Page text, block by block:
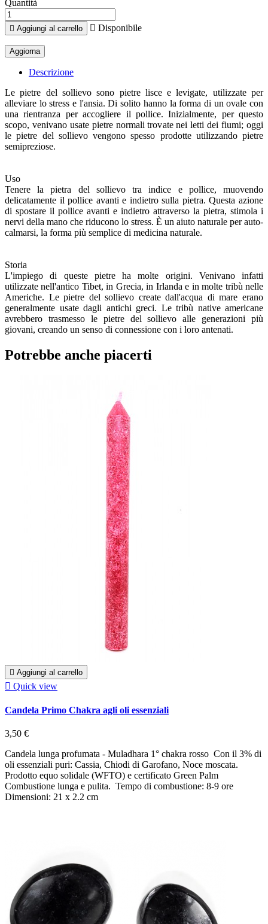
Quantità
 Aggiungi al carrello  Disponibile
Descrizione
Le pietre del sollievo sono pietre lisce e levigate, utilizzate per
alleviare lo stress e l'ansia. Di solito hanno la forma di un ovale con
una rientranza per accogliere il pollice. Inizialmente, per questo
scopo, venivano usate pietre normali trovate nei letti dei fiumi; oggi
le pietre del sollievo vengono spesso prodotte utilizzando pietre
semipreziose.
Uso
Tenere la pietra del sollievo tra indice e pollice, muovendo
delicatamente il pollice avanti e indietro sulla pietra. Questa azione
di spostare il pollice avanti e indietro attraverso la pietra, stimola i
nervi della mano che riducono lo stress. È un aiuto naturale per auto-
calmarsi, la forma più semplice di medicina naturale.
Storia
L'impiego di queste pietre ha molte origini. Venivano infatti
utilizzate nell'antico Tibet, in Grecia, in Irlanda e in molte tribù nelle
Americhe. Le pietre del sollievo create dall'acqua di mare erano
generalmente usate dagli antichi greci. Le tribù native americane
avrebbero trasmesso le pietre del sollievo alle generazioni più
giovani, creando un senso di connessione con i loro antenati.
Potrebbe anche piacerti
 Aggiungi al carrello
 Quick view
Candela Primo Chakra agli oli essenziali
3,50 €
Candela lunga profumata - Muladhara 1° chakra rosso Con il 3% di
oli essenziali puri: Cassia, Chiodi di Garofano, Noce moscata.
Prodotto equo solidale (WFTO) e certificato Green Palm
Combustione lunga e pulita. Tempo di combustione: 8-9 ore
Dimensioni: 21 x 2.2 cm